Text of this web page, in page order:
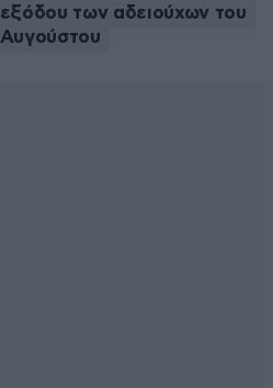
εξόδου των αδειούχων του
Αυγούστου